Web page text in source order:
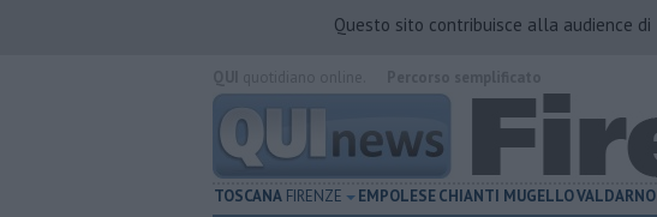
Questo sito contribuisce alla audience di
TOSCANA FIRENZE EMPOLESECHIANTI MUGELLOVALDARNO